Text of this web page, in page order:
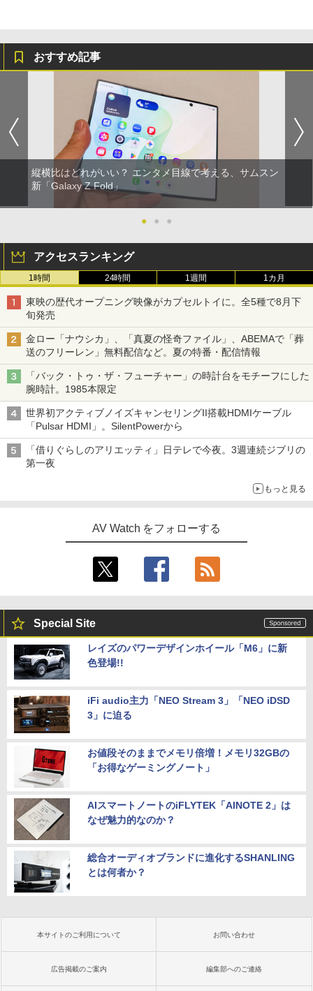
おすすめ記事
縦横比はどれがいい？ エンタメ目線で考える、サムスン
新「Galaxy Z Fold」
● ● ●
アクセスランキング
1時間 24時間 1週間 1カ月
東映の歴代オープニング映像がカプセルトイに。全5種で8月下
旬発売
金ロー「ナウシカ」、「真夏の怪奇ファイル」、ABEMAで「葬
送のフリーレン」無料配信など。夏の特番・配信情報
「バック・トゥ・ザ・フューチャー」の時計台をモチーフにした
腕時計。1985本限定
世界初アクティブノイズキャンセリングII搭載HDMIケーブル
「Pulsar HDMI」。SilentPowerから
「借りぐらしのアリエッティ」日テレで今夜。3週連続ジブリの
第一夜
もっと見る
AV Watch をフォローする
Special Site
レイズのパワーデザインホイール「M6」に新
色登場!!
iFi audio主力「NEO Stream 3」「NEO iDSD
3」に迫る
お値段そのままでメモリ倍増！メモリ32GBの
「お得なゲーミングノート」
AIスマートノートのiFLYTEK「AINOTE 2」は
なぜ魅力的なのか？
総合オーディオブランドに進化するSHANLING
とは何者か？
本サイトのご利用について お問い合わせ
広告掲載のご案内 編集部へのご連絡